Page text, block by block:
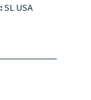
SL USA